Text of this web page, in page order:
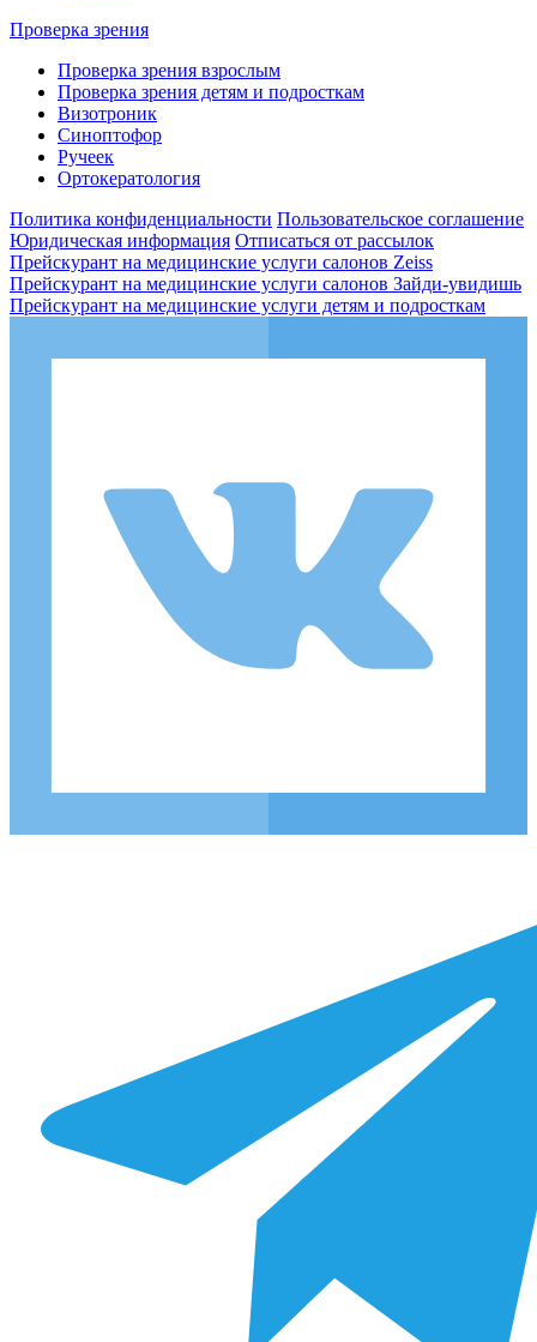
Проверка зрения
Проверка зрения взрослым
Проверка зрения детям и подросткам
Визотроник
Синоптофор
Ручеек
Ортокератология
Политика конфиденциальности Пользовательское соглашение
Юридическая информация Отписаться от рассылок
Прейскурант на медицинские услуги салонов Zeiss
Прейскурант на медицинские услуги салонов Зайди-увидишь
Прейскурант на медицинские услуги детям и подросткам